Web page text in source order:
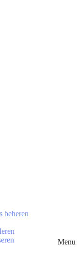
Menu
beheren